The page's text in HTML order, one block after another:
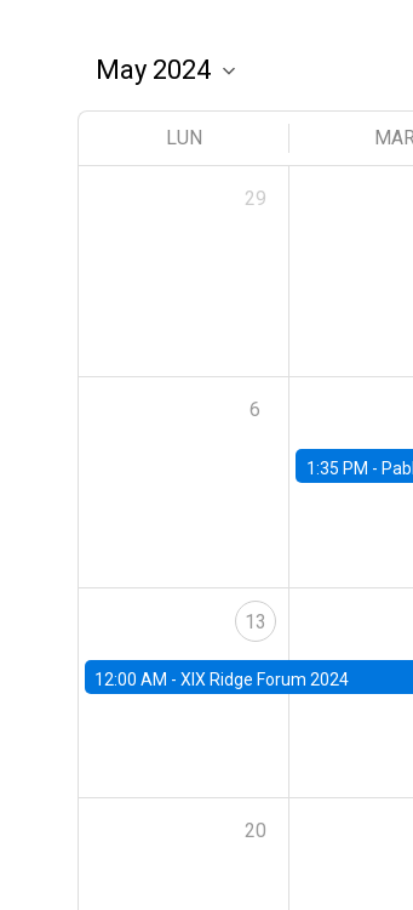
LUN
29
6
1:35 PM - Pablo
13
12:00 AM - XIX Ridge Forum 2024
20